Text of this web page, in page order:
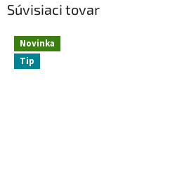
Súvisiaci tovar
Novinka
Tip